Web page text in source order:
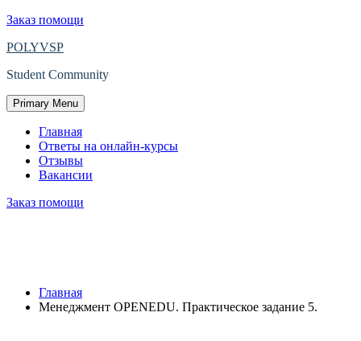
Заказ помощи
POLYVSP
Student Community
Primary Menu
Главная
Ответы на онлайн-курсы
Отзывы
Вакансии
Заказ помощи
Главная
Менеджмент OPENEDU. Практическое задание 5.